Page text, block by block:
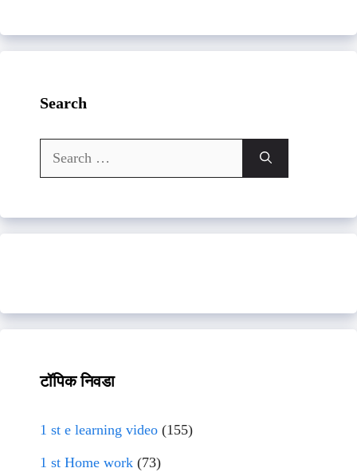
Search
Search
for:
टॉपिक निवडा
1 st e learning video (155)
1 st Home work (73)